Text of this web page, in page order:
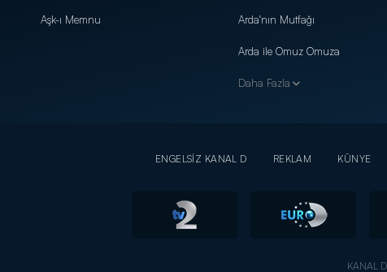
Aşk-ı Memnu Arda'nın Mutfağı
Arda ile Omuz Omuza
Daha Fazla
ENGELSİZ KANAL D REKLAM KÜNYE
KANAL